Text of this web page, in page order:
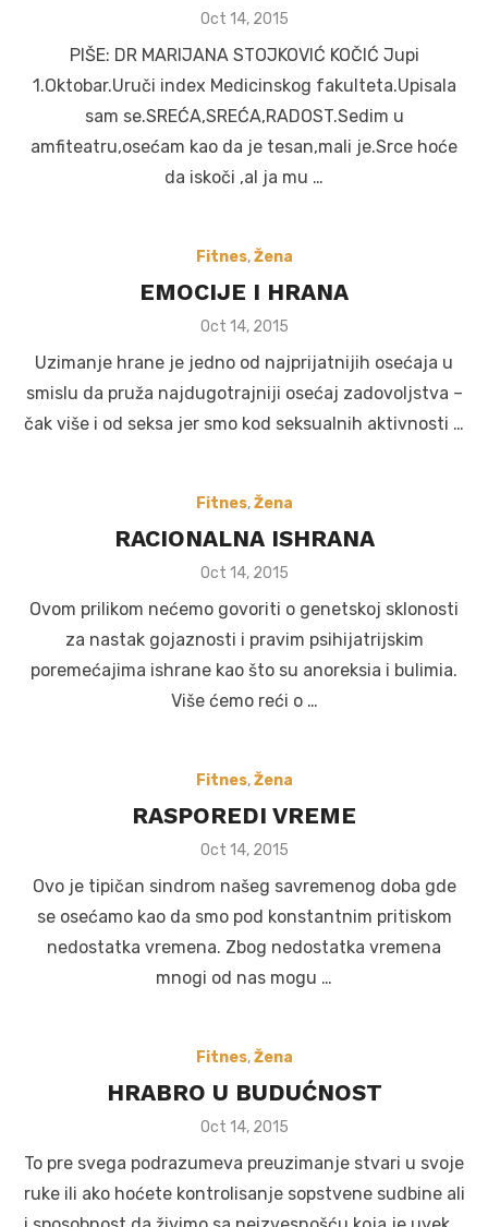
Posted
Oct 14, 2015
PIŠE: DR MARIJANA STOJKOVIĆ KOČIĆ Jupi
1.Oktobar.Uruči index Medicinskog fakulteta.Upisala
sam se.SREĆA,SREĆA,RADOST.Sedim u
amfiteatru,osećam kao da je tesan,mali je.Srce hoće
da iskoči ,al ja mu …
Fitnes,Žena
EMOCIJE I HRANA
Posted
Oct 14, 2015
Uzimanje hrane je jedno od najprijatnijih osećaja u
smislu da pruža najdugotrajniji osećaj zadovoljstva –
čak više i od seksa jer smo kod seksualnih aktivnosti …
Fitnes,Žena
RACIONALNA ISHRANA
Posted
Oct 14, 2015
Ovom prilikom nećemo govoriti o genetskoj sklonosti
za nastak gojaznosti i pravim psihijatrijskim
poremećajima ishrane kao što su anoreksia i bulimia.
Više ćemo reći o …
Fitnes,Žena
RASPOREDI VREME
Posted
Oct 14, 2015
Ovo je tipičan sindrom našeg savremenog doba gde
se osećamo kao da smo pod konstantnim pritiskom
nedostatka vremena. Zbog nedostatka vremena
mnogi od nas mogu …
Fitnes,Žena
HRABRO U BUDUĆNOST
Posted
Oct 14, 2015
To pre svega podrazumeva preuzimanje stvari u svoje
ruke ili ako hoćete kontrolisanje sopstvene sudbine ali